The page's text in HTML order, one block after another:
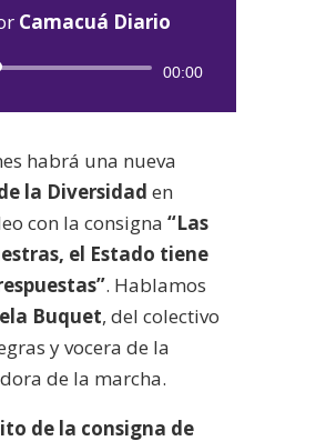
Camacuá Diario
Reproductor
00:00
habrá una nueva
la Diversidad en
con la consigna “Las
el Estado tiene
. Hablamos
Buquet, del colectivo
y vocera de la
de la marcha.
de la consigna de